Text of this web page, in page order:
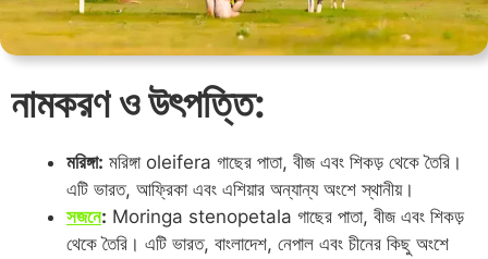
নামকরণ ও উৎপত্তি:
মরিঙ্গা: মরিঙ্গা oleifera গাছের পাতা, বীজ এবং শিকড় থেকে তৈরি।
এটি ভারত, আফ্রিকা এবং এশিয়ার অন্যান্য অংশে স্থানীয়।
সজনে: Moringa stenopetala গাছের পাতা, বীজ এবং শিকড়
থেকে তৈরি। এটি ভারত, বাংলাদেশ, নেপাল এবং চীনের কিছু অংশে